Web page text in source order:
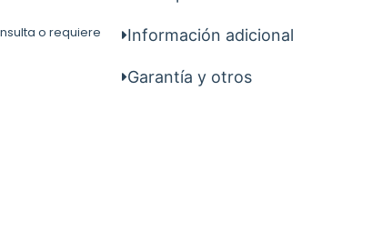
o requiere
Información adicional
Garantía y otros